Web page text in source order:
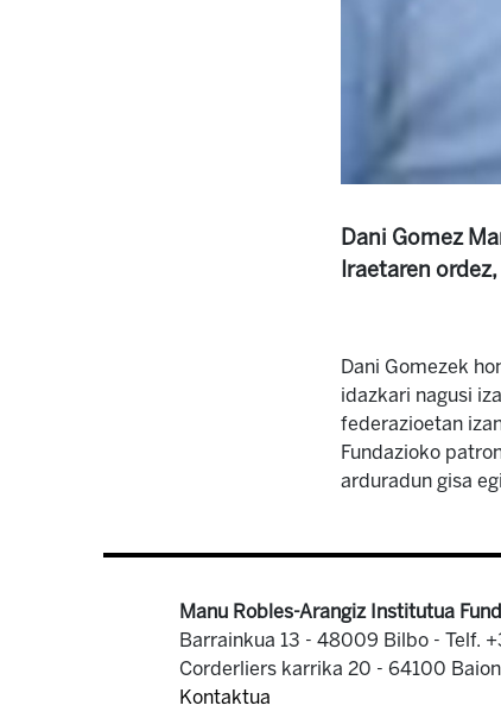
Dani Gomez
Iraetaren
Dani Gomezek
idazkari nagusi
federazioetan
Fundazioko
arduradun gisa
Manu Robles-Arangiz Institutua
Barrainkua 13 - 48009 Bilbo - Telf.
Corderliers karrika 20 - 64100
Kontaktua